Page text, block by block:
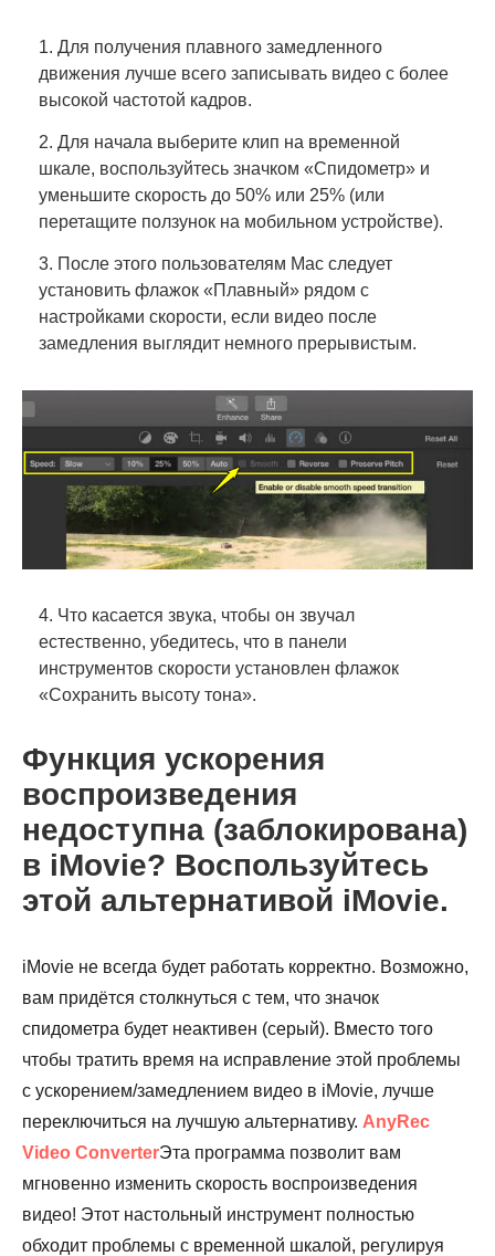
1. Для получения плавного замедленного
движения лучше всего записывать видео с более
высокой частотой кадров.
2. Для начала выберите клип на временной
шкале, воспользуйтесь значком «Спидометр» и
уменьшите скорость до 50% или 25% (или
перетащите ползунок на мобильном устройстве).
3. После этого пользователям Mac следует
установить флажок «Плавный» рядом с
настройками скорости, если видео после
замедления выглядит немного прерывистым.
4. Что касается звука, чтобы он звучал
естественно, убедитесь, что в панели
инструментов скорости установлен флажок
«Сохранить высоту тона».
Функция ускорения
воспроизведения
недоступна (заблокирована)
в iMovie? Воспользуйтесь
этой альтернативой iMovie.
iMovie не всегда будет работать корректно. Возможно,
вам придётся столкнуться с тем, что значок
спидометра будет неактивен (серый). Вместо того
чтобы тратить время на исправление этой проблемы
с ускорением/замедлением видео в iMovie, лучше
переключиться на лучшую альтернативу. AnyRec
Video ConverterЭта программа позволит вам
мгновенно изменить скорость воспроизведения
видео! Этот настольный инструмент полностью
обходит проблемы с временной шкалой, регулируя